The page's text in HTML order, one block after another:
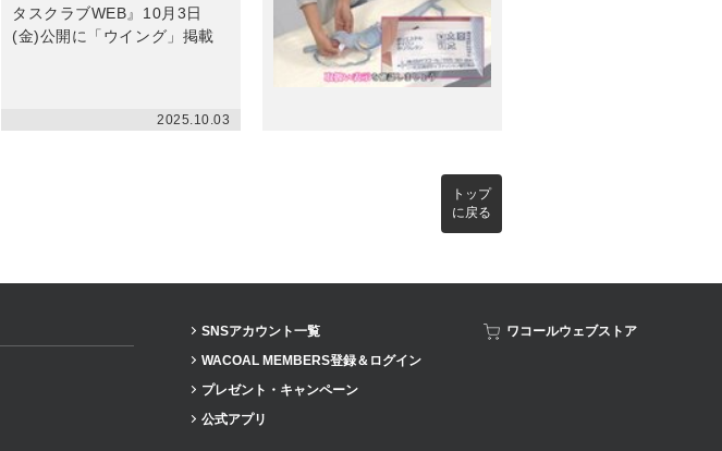
タスクラブWEB』10月3日
(金)公開に「ウイング」掲載
2025.10.03
トップ
に戻る
SNSアカウント一覧
WACOAL MEMBERS登録＆ログイン
プレゼント・キャンペーン
公式アプリ
ワコールウェブストア